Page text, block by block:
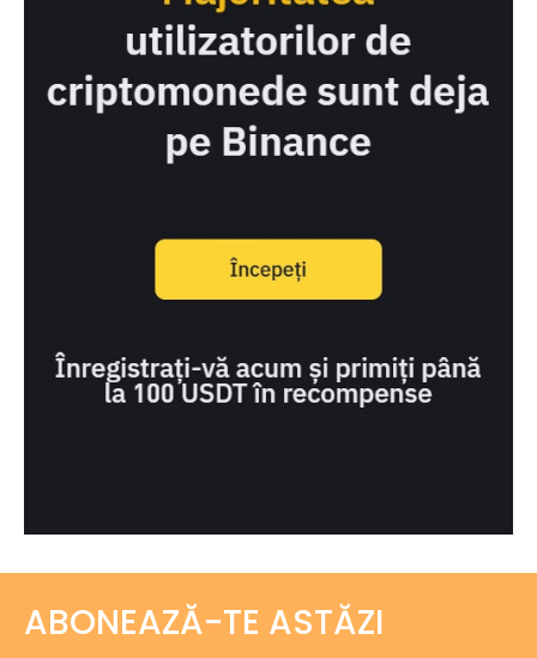
ABONEAZĂ-TE ASTĂZI